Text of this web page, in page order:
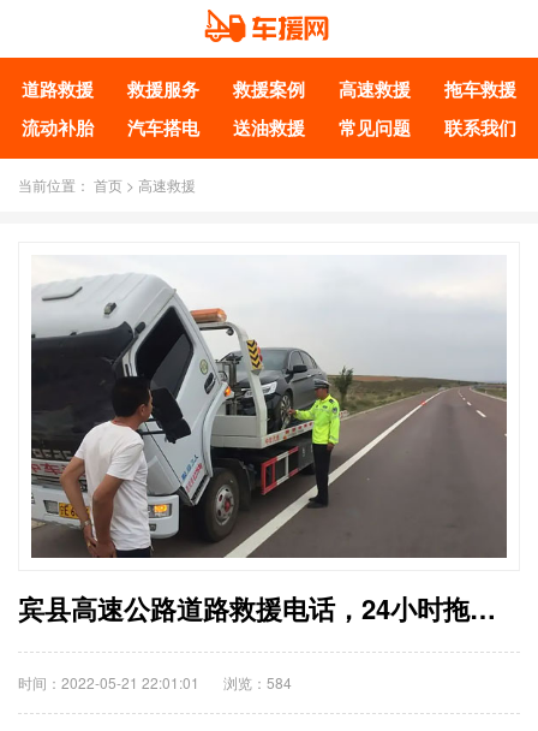
道路救援 救援服务 救援案例 高速救援
拖车救援
流动补胎
汽车搭电 送油救援 常见问题 联系我们
当前位置： 首页 > 高速救援
宾县高速公路道路救援电话，24小时拖车换胎应急送油救援价格
时间：2022-05-21 22:01:01 浏览： 584